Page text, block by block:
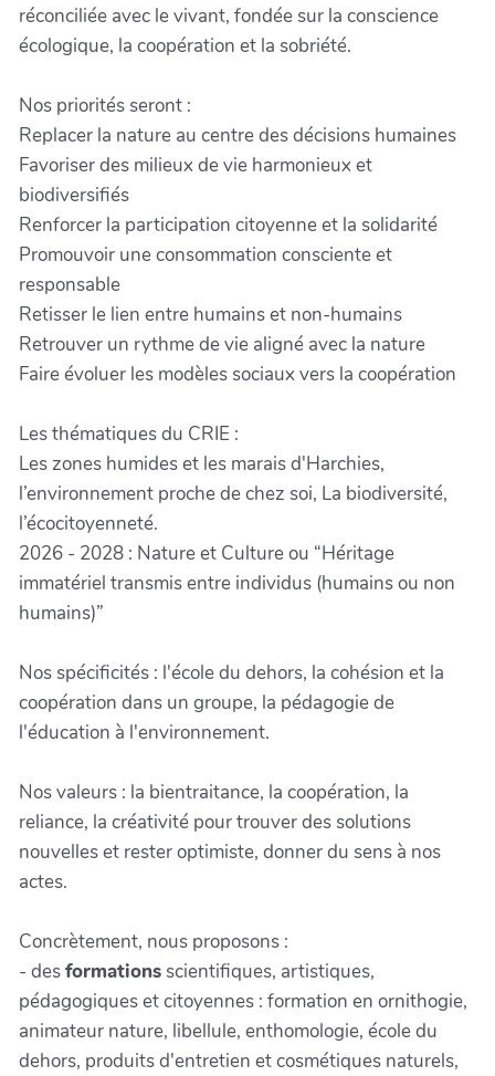
réconciliée avec le vivant, fondée sur la conscience
écologique, la coopération et la sobriété.
Nos priorités seront :
Replacer la nature au centre des décisions humaines
Favoriser des milieux de vie harmonieux et
biodiversifiés
Renforcer la participation citoyenne et la solidarité
Promouvoir une consommation consciente et
responsable
Retisser le lien entre humains et non-humains
Retrouver un rythme de vie aligné avec la nature
Faire évoluer les modèles sociaux vers la coopération
Les thématiques du CRIE :
Les zones humides et les marais d'Harchies,
l’environnement proche de chez soi, La biodiversité,
l’écocitoyenneté.
2026 - 2028 : Nature et Culture ou “Héritage
immatériel transmis entre individus (humains ou non
humains)”
Nos spécificités : l'école du dehors, la cohésion et la
coopération dans un groupe, la pédagogie de
l'éducation à l'environnement.
Nos valeurs : la bientraitance, la coopération, la
reliance, la créativité pour trouver des solutions
nouvelles et rester optimiste, donner du sens à nos
actes.
Concrètement, nous proposons :
- desformationsscientifiques, artistiques,
pédagogiques et citoyennes : formation en ornithogie,
animateur nature, libellule, enthomologie, école du
dehors, produits d'entretien et cosmétiques naturels,